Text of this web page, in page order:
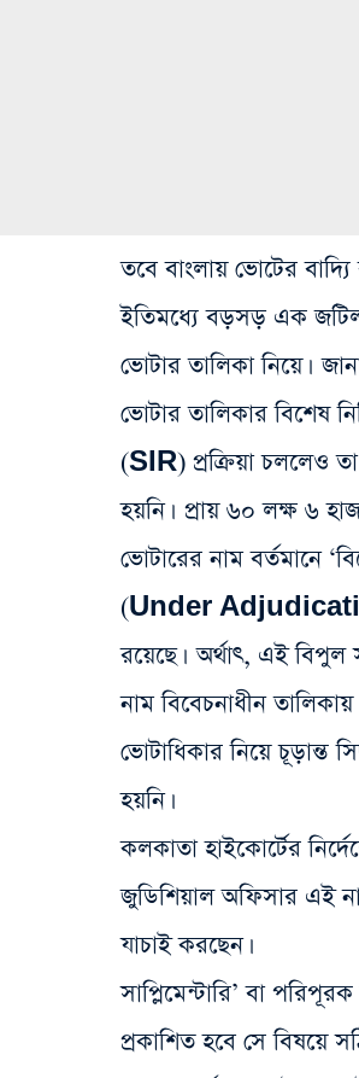
তবে বাংলায় ভোটের
ইতিমধ্যে বড়সড় এক
ভোটার তালিকা নিয়ে।
ভোটার তালিকার বিশেষ
(SIR) প্রক্রিয়া চললেও
হয়নি। প্রায় ৬০ লক্ষ ৬
ভোটারের নাম বর্তমানে
(Under
রয়েছে। অর্থাৎ, এই বিপুল
নাম বিবেচনাধীন
ভোটাধিকার নিয়ে চূড়ান্ত
হয়নি।
কলকাতা হাইকোর্টের
জুডিশিয়াল অফিসার এই
যাচাই করছেন।
সাপ্লিমেন্টারি’ বা
প্রকাশিত হবে সে বিষয়ে